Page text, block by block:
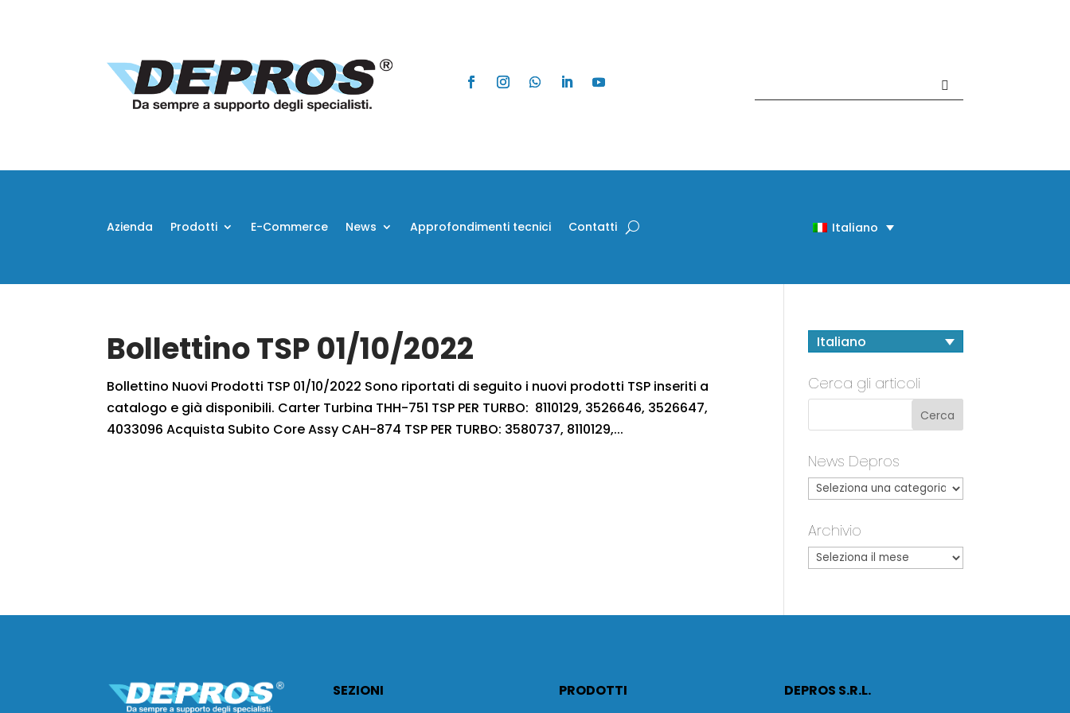
Azienda Prodotti E-Commerce News Approfondimenti tecnici Contatti Italiano
Bollettino TSP 01/10/2022
Bollettino Nuovi Prodotti TSP 01/10/2022 Sono riportati di seguito i nuovi prodotti TSP inseriti a
catalogo e già disponibili. Carter Turbina THH-751 TSP PER TURBO: 8110129, 3526646, 3526647,
4033096 Acquista Subito Core Assy CAH-874 TSP PER TURBO: 3580737, 8110129,...
Italiano
Cerca gli articoli
News Depros
Archivio
SEZIONI
PRODOTTI
DEPROS S.R.L.